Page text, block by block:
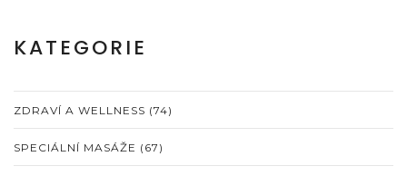
KATEGORIE
ZDRAVÍ A WELLNESS (74)
SPECIÁLNÍ MASÁŽE (67)